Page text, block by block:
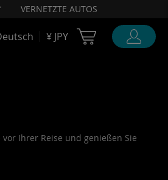
VERNETZTE AUTOS
¥ JPY Cart Ubigi
Ihrer Reise und genießen Sie